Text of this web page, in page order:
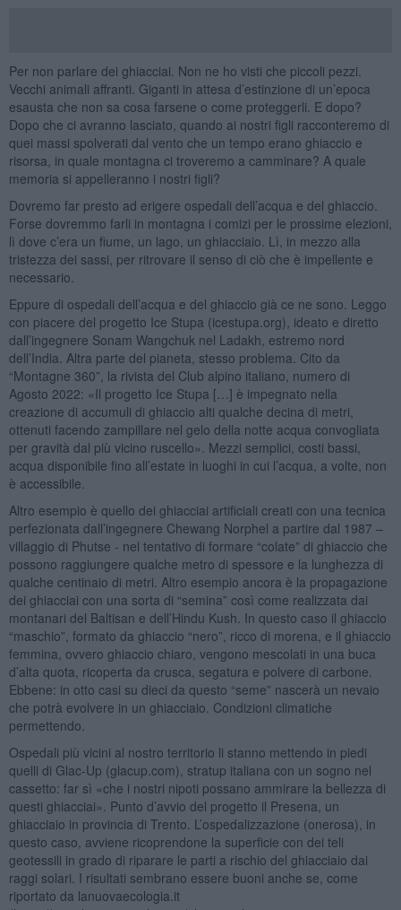
Per non parlare dei ghiacciai. Non ne ho visti che piccoli pezzi.
Vecchi animali affranti. Giganti in attesa d’estinzione di un’epoca
esausta che non sa cosa farsene o come proteggerli. E dopo?
Dopo che ci avranno lasciato, quando ai nostri figli racconteremo di
quei massi spolverati dal vento che un tempo erano ghiaccio e
risorsa, in quale montagna ci troveremo a camminare? A quale
memoria si appelleranno i nostri figli?
Dovremo far presto ad erigere ospedali dell’acqua e del ghiaccio.
Forse dovremmo farli in montagna i comizi per le prossime elezioni,
lì dove c’era un fiume, un lago, un ghiacciaio. Lì, in mezzo alla
tristezza dei sassi, per ritrovare il senso di ciò che è impellente e
necessario.
Eppure di ospedali dell’acqua e del ghiaccio già ce ne sono. Leggo
con piacere del progetto Ice Stupa (icestupa.org), ideato e diretto
dall’ingegnere Sonam Wangchuk nel Ladakh, estremo nord
dell’India. Altra parte del pianeta, stesso problema. Cito da
“Montagne 360”, la rivista del Club alpino italiano, numero di
Agosto 2022: «Il progetto Ice Stupa […] è impegnato nella
creazione di accumuli di ghiaccio alti qualche decina di metri,
ottenuti facendo zampillare nel gelo della notte acqua convogliata
per gravità dal più vicino ruscello». Mezzi semplici, costi bassi,
acqua disponibile fino all’estate in luoghi in cui l’acqua, a volte, non
è accessibile.
Altro esempio è quello dei ghiacciai artificiali creati con una tecnica
perfezionata dall’ingegnere Chewang Norphel a partire dal 1987 –
villaggio di Phutse - nel tentativo di formare “colate” di ghiaccio che
possono raggiungere qualche metro di spessore e la lunghezza di
qualche centinaio di metri. Altro esempio ancora è la propagazione
dei ghiacciai con una sorta di “semina” così come realizzata dai
montanari del Baltisan e dell’Hindu Kush. In questo caso il ghiaccio
“maschio”, formato da ghiaccio “nero”, ricco di morena, e il ghiaccio
femmina, ovvero ghiaccio chiaro, vengono mescolati in una buca
d’alta quota, ricoperta da crusca, segatura e polvere di carbone.
Ebbene: in otto casi su dieci da questo “seme” nascerà un nevaio
che potrà evolvere in un ghiacciaio. Condizioni climatiche
permettendo.
Ospedali più vicini al nostro territorio li stanno mettendo in piedi
quelli di Glac-Up (glacup.com), stratup italiana con un sogno nel
cassetto: far sì «che i nostri nipoti possano ammirare la bellezza di
questi ghiacciai». Punto d’avvio del progetto il Presena, un
ghiacciaio in provincia di Trento. L’ospedalizzazione (onerosa), in
questo caso, avviene ricoprendone la superficie con dei teli
geotessili in grado di riparare le parti a rischio del ghiacciaio dai
raggi solari. I risultati sembrano essere buoni anche se, come
riportato da lanuovaecologia.it